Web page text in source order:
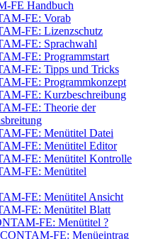
FE Handbuch
FE: Vorab
FE: Lizenzschutz
FE: Sprachwahl
FE: Programmstart
FE: Tipps und Tricks
FE: Programmkonzept
FE: Kurzbeschreibung
FE: Theorie der
FE: Menütitel Datei
FE: Menütitel Editor
FE: Menütitel Kontrolle
FE: Menütitel
FE: Menütitel Ansicht
FE: Menütitel Blatt
FE: Menütitel ?
FE: Menüeintrag